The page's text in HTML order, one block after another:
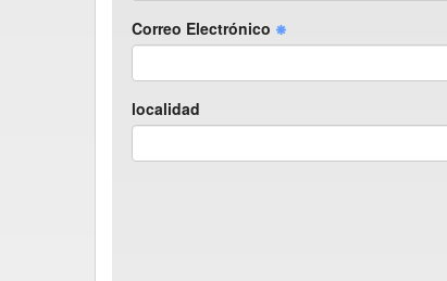
Correo Electrónico
localidad